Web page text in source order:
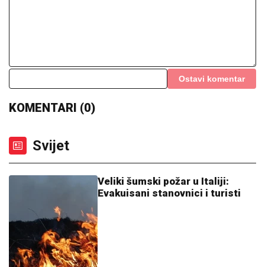
Ostavi komentar
KOMENTARI (0)
Svijet
Veliki šumski požar u Italiji:
Evakuisani stanovnici i turisti